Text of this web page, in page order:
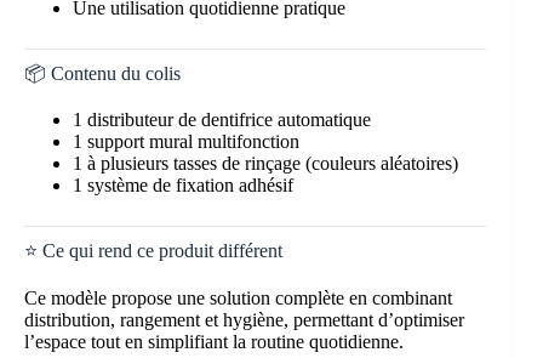
Une utilisation quotidienne pratique
📦 Contenu du colis
1 distributeur de dentifrice automatique
1 support mural multifonction
1 à plusieurs tasses de rinçage (couleurs aléatoires)
1 système de fixation adhésif
⭐ Ce qui rend ce produit différent
Ce modèle propose une solution complète en combinant
distribution, rangement et hygiène, permettant d’optimiser
l’espace tout en simplifiant la routine quotidienne.